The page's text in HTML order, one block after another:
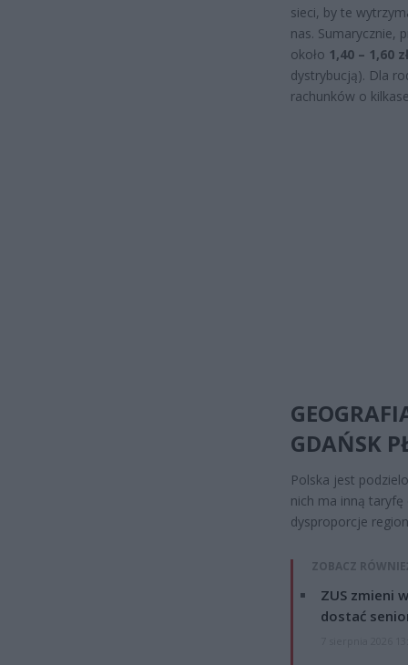
sieci, by te
nas. Sumarycznie,
około 1,40 – 1,60
dystrybucją). Dla
rachunków o
GDAŃSK
Polska jest
nich ma inną
dysproporcje
ZOBACZ
ZUS zmieni
dostać